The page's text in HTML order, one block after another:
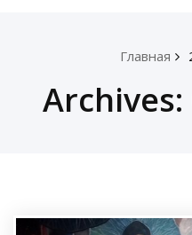
Главная
Archives: